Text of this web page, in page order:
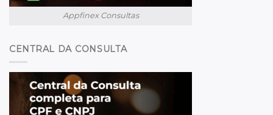
Appfinex Consultas
CENTRAL DA CONSULTA